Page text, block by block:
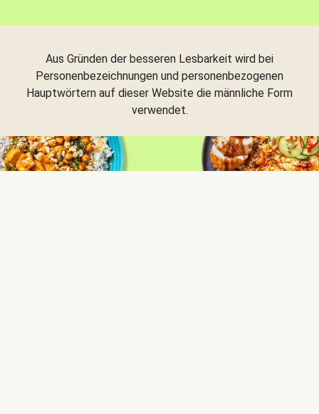
Aus Gründen der besseren Lesbarkeit wird bei
Personenbezeichnungen und personenbezogenen
Hauptwörtern auf dieser Website die männliche Form
verwendet.